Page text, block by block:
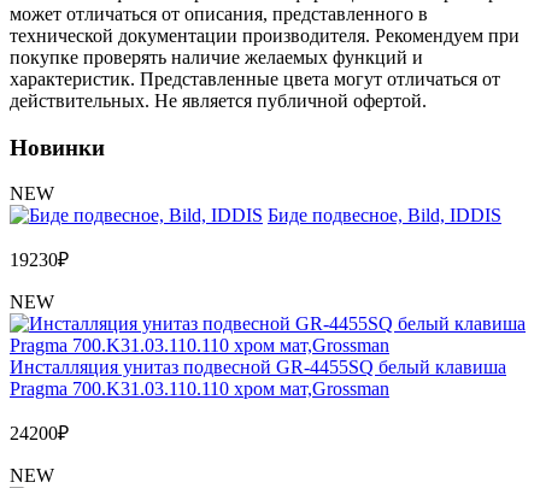
может отличаться от описания, представленного в
технической документации производителя. Рекомендуем при
покупке проверять наличие желаемых функций и
характеристик. Представленные цвета могут отличаться от
действительных. Не является публичной офертой.
Новинки
NEW
Биде подвесное, Bild, IDDIS
19230₽
NEW
Инсталляция унитаз подвесной GR-4455SQ белый клавиша
Pragma 700.K31.03.110.110 хром мат,Grossman
24200₽
NEW